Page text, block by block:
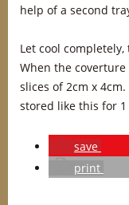
help of a second
Let cool
When the
slices of 2cm x
stored like this for 1
save
print